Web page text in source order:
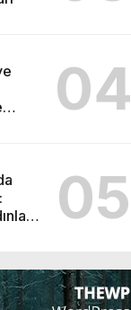
04
05